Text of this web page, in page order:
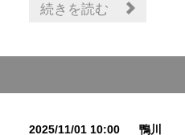
続きを読む
2025/11/01 10:00 鴨川